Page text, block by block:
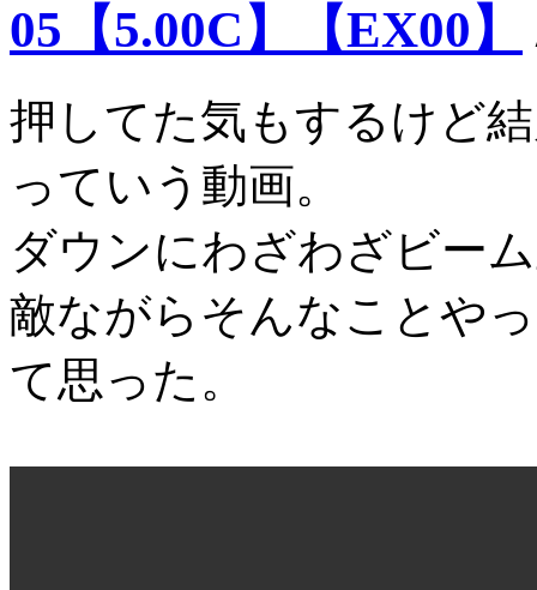
05【5.00C】【EX00】
押してた気もするけど
っていう動画。
ダウンにわざわざビー
敵ながらそんなことや
て思った。